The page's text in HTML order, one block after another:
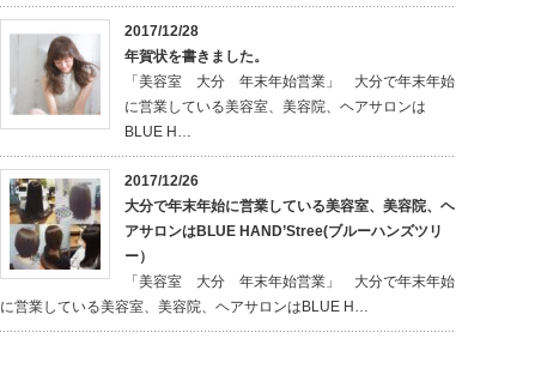
2017/12/28
年賀状を書きました。
「美容室 大分 年末年始営業」 大分で年末年始
に営業している美容室、美容院、ヘアサロンは
BLUE H…
2017/12/26
大分で年末年始に営業している美容室、美容院、ヘ
アサロンはBLUE HAND’Stree(ブルーハンズツリ
ー）
「美容室 大分 年末年始営業」 大分で年末年始
に営業している美容室、美容院、ヘアサロンはBLUE H…